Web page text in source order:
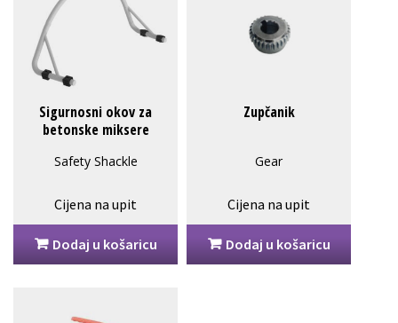
Sigurnosni okov za
betonske miksere
Safety Shackle
Cijena na upit
Dodaj u košaricu
Zupčanik
Gear
Cijena na upit
Dodaj u košaricu